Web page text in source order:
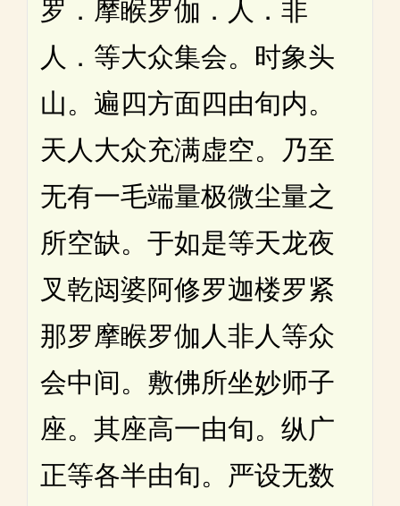
罗．摩睺罗伽．人．非
人．等大众集会。时象头
山。遍四方面四由旬内。
天人大众充满虚空。乃至
无有一毛端量极微尘量之
所空缺。于如是等天龙夜
叉乾闼婆阿修罗迦楼罗紧
那罗摩睺罗伽人非人等众
会中间。敷佛所坐妙师子
座。其座高一由旬。纵广
正等各半由旬。严设无数